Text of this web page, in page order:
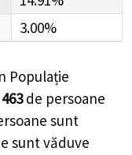
).
Religie
oferă o
unei localități și a